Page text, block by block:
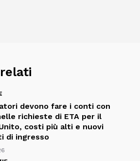
devono fare i conti con
richieste di ETA per il
costi più alti e nuovi
di ingresso